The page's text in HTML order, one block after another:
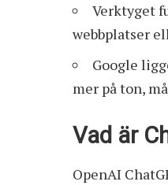
Verktyget
webbplatser
Google
mer på ton,
Vad är
OpenAI